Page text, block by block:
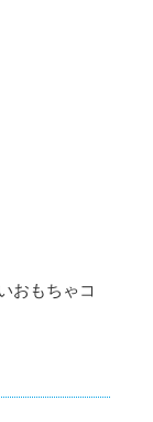
おもちゃコ